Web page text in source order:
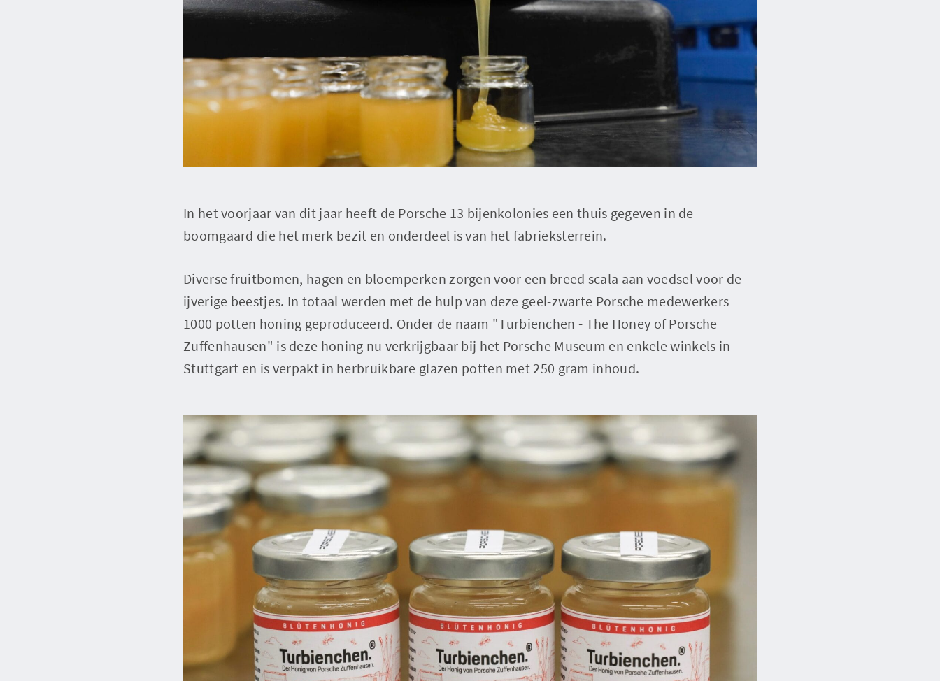
In het voorjaar van dit jaar heeft de Porsche 13 bijenkolonies een thuis gegeven in de
boomgaard die het merk bezit en onderdeel is van het fabrieksterrein.
Diverse fruitbomen, hagen en bloemperken zorgen voor een breed scala aan voedsel voor de
ijverige beestjes. In totaal werden met de hulp van deze geel-zwarte Porsche medewerkers
1000 potten honing geproduceerd. Onder de naam "Turbienchen - The Honey of Porsche
Zuffenhausen" is deze honing nu verkrijgbaar bij het Porsche Museum en enkele winkels in
Stuttgart en is verpakt in herbruikbare glazen potten met 250 gram inhoud.